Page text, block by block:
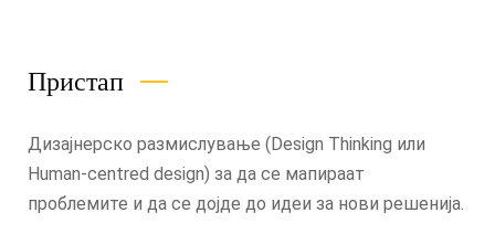
Пристап
Дизајнерско размислување (Design Thinking или
Human-centred design) за да се мапираат
проблемите и да се дојде до идеи за нови решенија.